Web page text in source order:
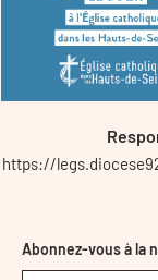
https://
Abonnez-vous à la